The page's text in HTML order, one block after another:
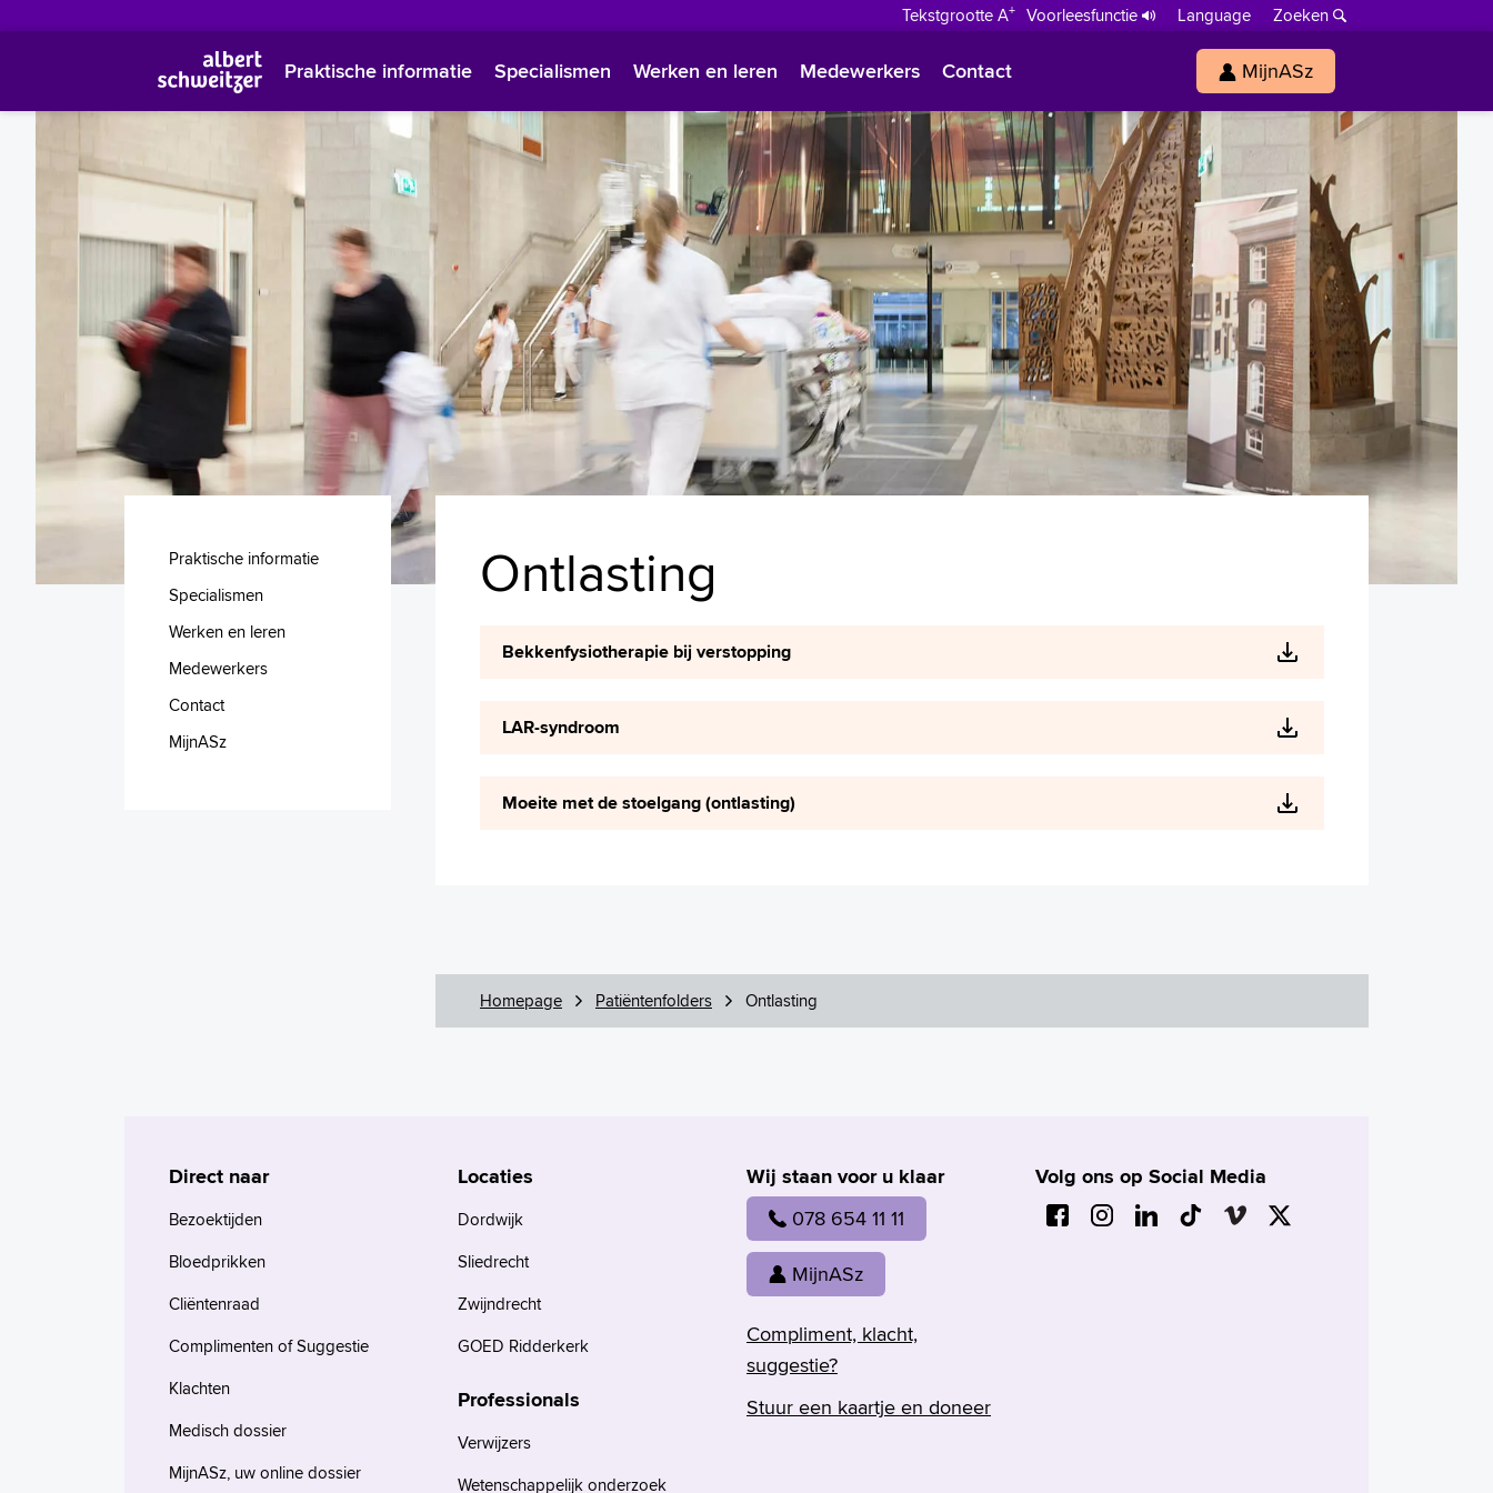
Tekstgrootte A+ Voorleesfunctie Language
Zoeken
Polski
Türkçe
Arabisch
Praktische informatie Specialismen Werken en leren Medewerkers Contact MijnASz
Praktische informatie
Specialismen
Werken en leren
Medewerkers
Contact
MijnASz
Ontlasting
Bekkenfysiotherapie bij verstopping
LAR-syndroom
Moeite met de stoelgang (ontlasting)
Homepage Patiëntenfolders Ontlasting
Wij staan voor u klaar
078 654 11 11
MijnASz
Compliment, klacht,
suggestie?
Stuur een kaartje en doneer
Volg ons op Social Media
Direct naar
Bezoektijden
Bloedprikken
Cliëntenraad
Complimenten of Suggestie
Klachten
Medisch dossier
MijnASz, uw online dossier
Locaties
Dordwijk
Sliedrecht
Zwijndrecht
GOED Ridderkerk
Professionals
Verwijzers
Wetenschappelijk onderzoek